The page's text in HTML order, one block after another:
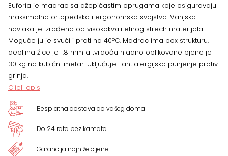
DIMENZIJA
količina
Euforia je madrac sa džepićastim oprugama koje osiguravaju
maksimalna ortopedska i ergonomska svojstva. Vanjska
navlaka je izrađena od visokokvalitetnog strech materijala.
Moguće ju je svući i prati na 40°C. Madrac ima box strukturu,
debljina žice je 1.8 mm a tvrdoća hladno oblikovane pjene je
30 kg na kubični metar. Uključuje i antialergijsko punjenje protiv
grinja.
Cijeli opis
Besplatna dostava do vašeg doma
Do 24 rata bez kamata
Garancija najniže cijene